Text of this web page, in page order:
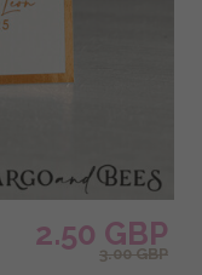
2.50 GBP
3.00 GBP